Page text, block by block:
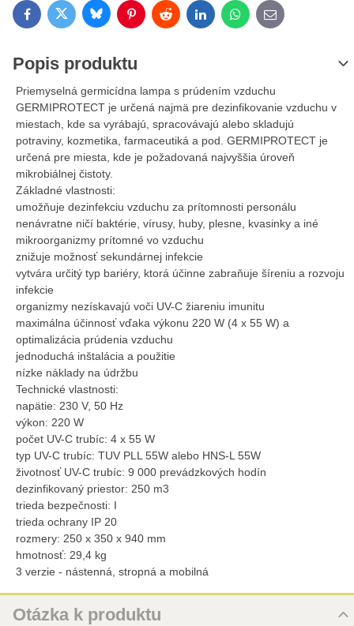
FacebookTwitterBlueskyPinterestRedditLinkedInWhatsApp
E-mail
Popis produktu
Priemyselná germicídna lampa s prúdením vzduchu
GERMIPROTECT je určená najmä pre dezinfikovanie vzduchu v
miestach, kde sa vyrábajú, spracovávajú alebo skladujú
potraviny, kozmetika, farmaceutiká a pod. GERMIPROTECT je
určená pre miesta, kde je požadovaná najvyššia úroveň
mikrobiálnej čistoty.
Základné vlastnosti:
umožňuje dezinfekciu vzduchu za prítomnosti personálu
nenávratne ničí baktérie, vírusy, huby, plesne, kvasinky a iné
mikroorganizmy prítomné vo vzduchu
znižuje možnosť sekundárnej infekcie
vytvára určitý typ bariéry, ktorá účinne zabraňuje šíreniu a rozvoju
infekcie
organizmy nezískavajú voči UV-C žiareniu imunitu
maximálna účinnosť vďaka výkonu 220 W (4 x 55 W) a
optimalizácia prúdenia vzduchu
jednoduchá inštalácia a použitie
nízke náklady na údržbu
Technické vlastnosti:
napätie: 230 V, 50 Hz
výkon: 220 W
počet UV-C trubíc: 4 x 55 W
typ UV-C trubíc: TUV PLL 55W alebo HNS-L 55W
životnosť UV-C trubíc: 9 000 prevádzkových hodín
dezinfikovaný priestor: 250 m3
trieda bezpečnosti: I
trieda ochrany IP 20
rozmery: 250 x 350 x 940 mm
hmotnosť: 29,4 kg
3 verzie - nástenná, stropná a mobilná
Otázka k produktu